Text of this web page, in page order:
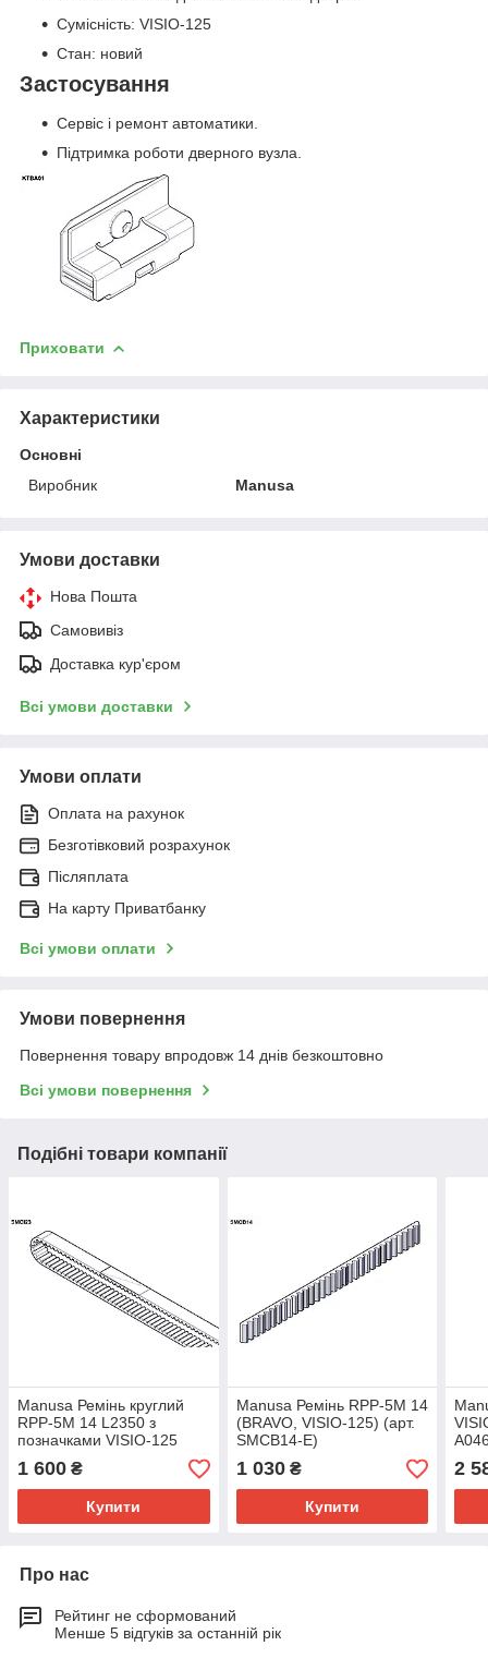
Сумісність: VISIO-125
Стан: новий
Застосування
Сервіс і ремонт автоматики.
Підтримка роботи дверного вузла.
Приховати
Характеристики
Основні
Виробник
Manusa
Умови доставки
Нова Пошта
Самовивіз
Доставка кур'єром
Всі умови доставки
Умови оплати
Оплата на рахунок
Безготівковий розрахунок
Післяплата
На карту Приватбанку
Всі умови оплати
Умови повернення
Повернення товару впродовж 14 днів безкоштовно
Всі умови повернення
Подібні товари компанії
Manusa Ремінь круглий
RPP-5M 14 L2350 з
позначками VISIO-125
(арт. SMCI23-E)
1 600 ₴
Купити
Manusa Ремінь RPP-5M 14
(BRAVO, VISIO-125) (арт.
SMCB14-E)
1 030₴
Купити
2
Про нас
Рейтинг не сформований
Менше 5 відгуків за останній рік